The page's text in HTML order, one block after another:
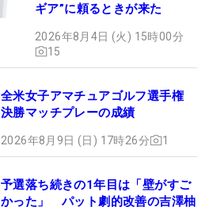
ギア”に頼るときが来た
2026年8月4日 (火) 15時00分
15
全米女子アマチュアゴルフ選手権
決勝マッチプレーの成績
2026年8月9日 (日) 17時26分 1
予選落ち続きの1年目は「壁がすご
かった」 パット劇的改善の吉澤柚